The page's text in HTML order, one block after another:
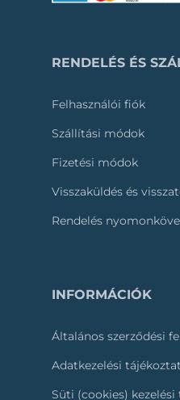
RENDELÉS ÉS
Felhasználói fiók
Szállítási módok
Fizetési módok
Visszaküldés és
Rendelés
INFORMÁCIÓK
Általános szerződési
Adatkezelési
Süti (cookies)